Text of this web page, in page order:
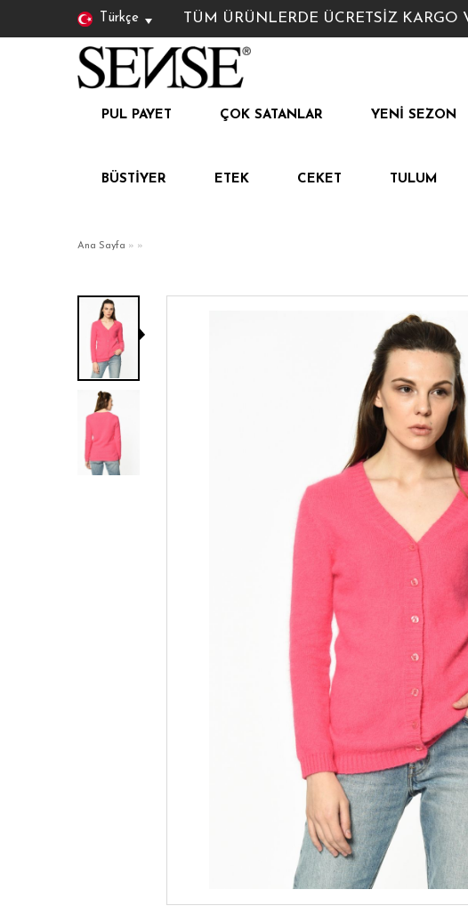
Türkçe TÜM ÜRÜNLERDE ÜCRETSİZ KARGO
PUL PAYET ÇOK SATANLAR YENI SEZON
BÜSTIYER ETEK CEKET TULUM
Ana Sayfa » »